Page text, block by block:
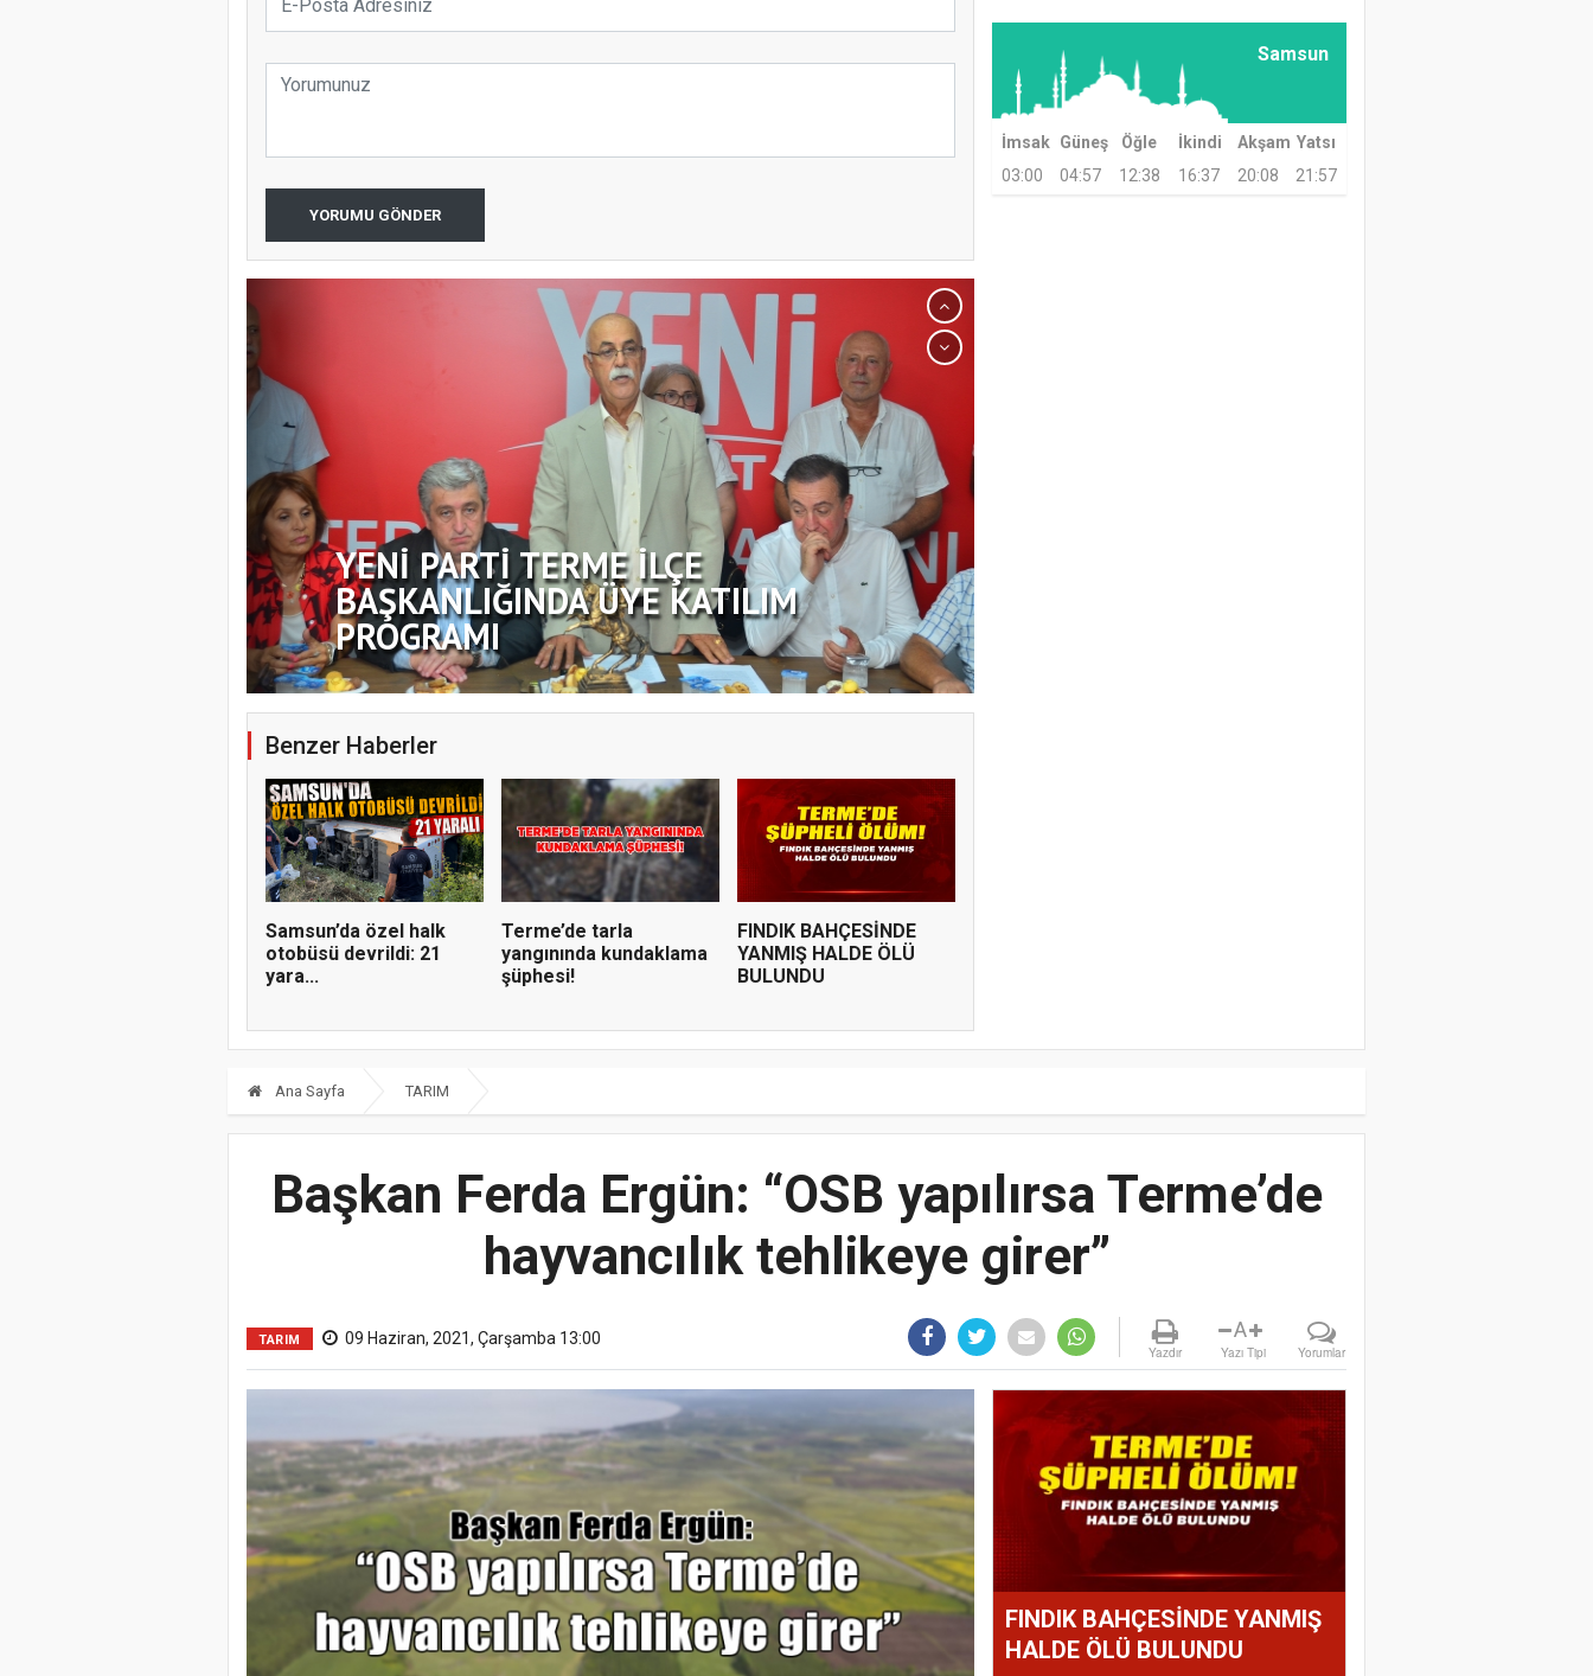
YORUMU GÖNDER
YENİ PARTİ TERME İLÇE
BAŞKANLIĞINDA ÜYE KATILIM
PROGRAMI
Benzer Haberler
Samsun’da özel halk
otobüsü devrildi: 21
yara...
Terme’de tarla
yangınında kundaklama
şüphesi!
FINDIK BAHÇESİNDE
YANMIŞ HALDE ÖLÜ
BULUNDU
Samsun
İmsak Güneş Öğle İkindi Akşam Yatsı
03:00
04:57 12:38 16:37 20:08 21:57
Ana Sayfa TARIM
Başkan Ferda Ergün: “OSB yapılırsa Terme’de
hayvancılık tehlikeye girer”
TARIM 09 Haziran, 2021, Çarşamba 13:00
Yazdır
A
Yazı Tipi Yorumlar
FINDIK BAHÇESİNDE YANMIŞ
HALDE ÖLÜ BULUNDU